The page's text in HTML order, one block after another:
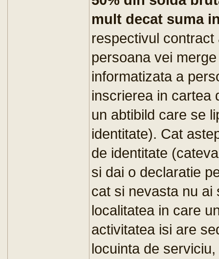
mult decat suma
respectivul
persoana vei
informatizata a
inscrierea in cartea
un abtibild care se
identitate). Cat
de identitate
si dai o declaratie
cat si nevasta nu ai
localitatea in care
activitatea isi are
locuinta de